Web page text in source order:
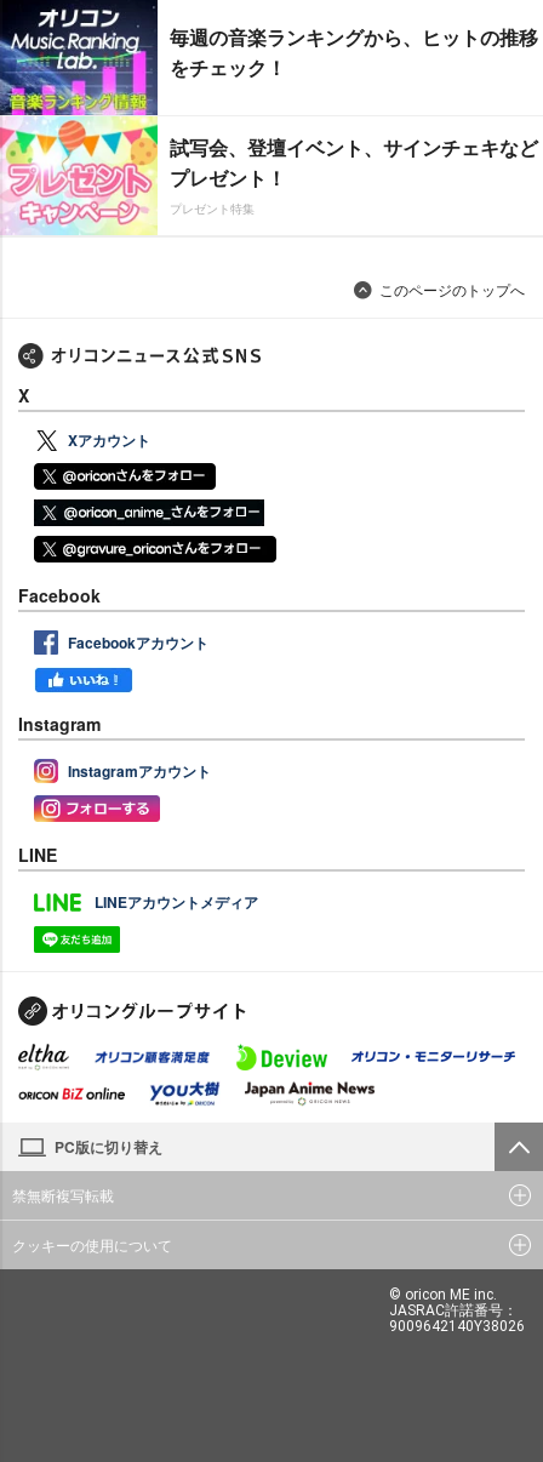
毎週の音楽ランキングから、ヒットの推移
をチェック！
試写会、登壇イベント、サインチェキなど
プレゼント！
プレゼント特集
このページのトップへ
X
Xアカウント
Facebook
Facebookアカウント
Instagram
Instagramアカウント
LINE
LINEアカウントメディア
PC版に切り替え
禁無断複写転載
クッキーの使用について
© oricon ME inc.
JASRAC許諾番号：
9009642140Y38026